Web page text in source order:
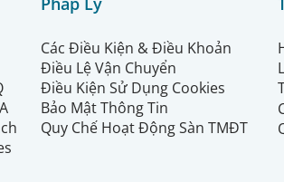
Các Điều Kiện & Điều Khoản
Điều Lệ Vận Chuyển
Điều Kiện Sử Dụng Cookies
Bảo Mật Thông Tin
Quy Chế Hoạt Động Sàn TMĐT